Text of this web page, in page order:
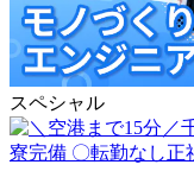
スペシャル